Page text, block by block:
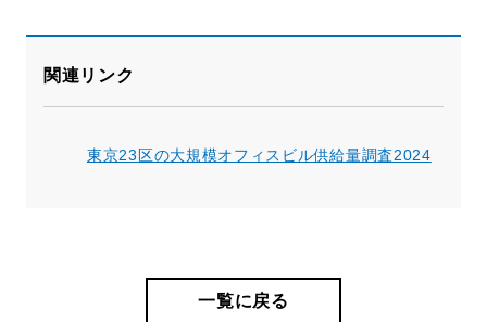
関連リンク
東京23区の大規模オフィスビル供給量調査2024
一覧に戻る